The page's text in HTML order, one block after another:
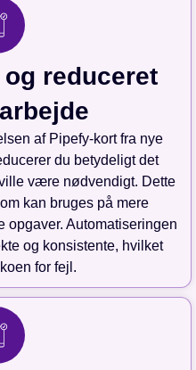
reduceret
af Pipefy-kort fra nye
du betydeligt det
være nødvendigt. Dette
kan bruges på mere
Automatiseringen
og konsistente, hvilket
for fejl.